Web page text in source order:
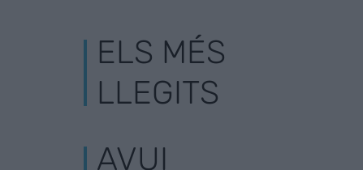
ELS MÉS
LLEGITS
AVUI